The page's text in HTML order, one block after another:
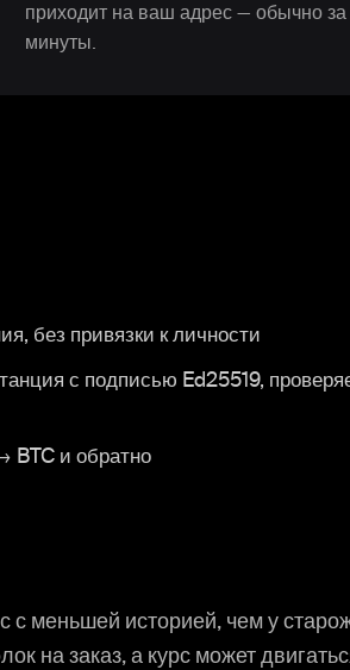
приходит на ваш адрес — обычно за
минуты.
без привязки к личности
с подписью Ed25519,
BTC и обратно
меньшей историей, чем у
на заказ, а курс может